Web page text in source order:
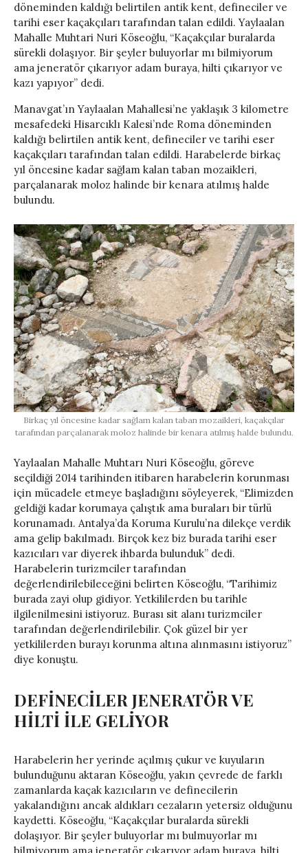
döneminden kaldığı belirtilen antik kent, defineciler ve
tarihi eser kaçakçıları tarafından talan edildi. Yaylaalan
Mahalle Muhtari Nuri Köseoğlu, “Kaçakçılar buralarda
sürekli dolaşıyor. Bir şeyler buluyorlar mı bilmiyorum
ama jeneratör çıkarıyor adam buraya, hilti çıkarıyor ve
kazı yapıyor” dedi.
Manavgat’ın Yaylaalan Mahallesi’ne yaklaşık 3 kilometre
mesafedeki Hisarcıklı Kalesi’nde Roma döneminden
kaldığı belirtilen antik kent, defineciler ve tarihi eser
kaçakçıları tarafından talan edildi. Harabelerde birkaç
yıl öncesine kadar sağlam kalan taban mozaikleri,
parçalanarak moloz halinde bir kenara atılmış halde
bulundu.
Birkaç yıl öncesine kadar sağlam kalan taban mozaikleri, kaçakçılar
tarafından parçalanarak moloz halinde bir kenara atılmış halde bulundu.
Yaylaalan Mahalle Muhtarı Nuri Köseoğlu, göreve
seçildiği 2014 tarihinden itibaren harabelerin korunması
için mücadele etmeye başladığını söyleyerek, “Elimizden
geldiği kadar korumaya çalıştık ama buraları bir türlü
korunamadı. Antalya’da Koruma Kurulu’na dilekçe verdik
ama gelip bakılmadı. Birçok kez biz burada tarihi eser
kazıcıları var diyerek ihbarda bulunduk” dedi.
Harabelerin turizmciler tarafından
değerlendirilebileceğini belirten Köseoğlu, “Tarihimiz
burada zayi olup gidiyor. Yetkililerden bu tarihle
ilgilenilmesini istiyoruz. Burası sit alanı turizmciler
tarafından değerlendirilebilir. Çok güzel bir yer
yetkililerden burayı korunma altına alınmasını istiyoruz”
diye konuştu.
DEFİNECİLER JENERATÖR VE
HİLTİ İLE GELİYOR
Harabelerin her yerinde açılmış çukur ve kuyuların
bulunduğunu aktaran Köseoğlu, yakın çevrede de farklı
zamanlarda kaçak kazıcıların ve definecilerin
yakalandığını ancak aldıkları cezaların yetersiz olduğunu
kaydetti. Köseoğlu, “Kaçakçılar buralarda sürekli
dolaşıyor. Bir şeyler buluyorlar mı bulmuyorlar mı
bilmiyorum ama jeneratör çıkarıyor adam buraya, hilti